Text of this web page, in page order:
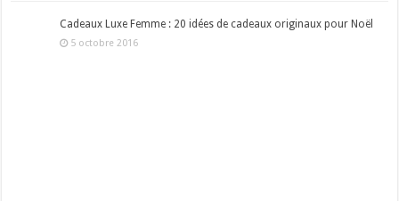
Cadeaux Luxe Femme : 20 idées de cadeaux originaux pour Noël
5 octobre 2016